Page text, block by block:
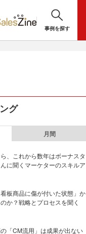
事例を探す
グ
月間
ら、これから数年はボーナスタ
に聞くマーケターのスキルア
板商品に傷が付いた状態」か
か？戦略とプロセスを聞く
「CM流用」は成果が出ない